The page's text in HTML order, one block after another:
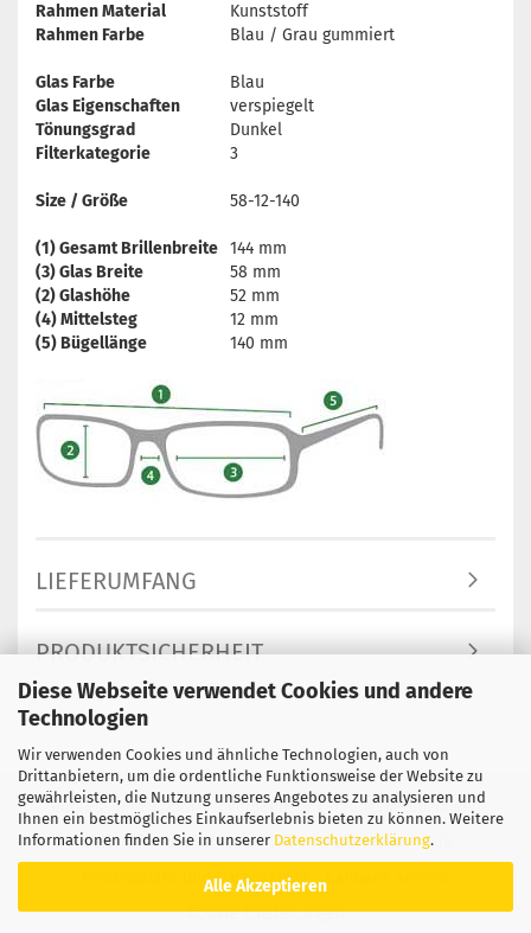
Diese Webseite verwendet Cookies und andere
Technologien
Wir verwenden Cookies und ähnliche Technologien, auch von
Drittanbietern, um die ordentliche Funktionsweise der Website zu
gewährleisten, die Nutzung unseres Angebotes zu analysieren und
Ihnen ein bestmögliches Einkaufserlebnis bieten zu können. Weitere
Informationen finden Sie in unserer Datenschutzerklärung.
Alle Akzeptieren
Rahmen Material
Kunststoff
Rahmen Farbe
Blau / Grau gummiert
Glas Farbe
Blau
Glas Eigenschaften
verspiegelt
Tönungsgrad
Dunkel
Filterkategorie
3
Size / Größe 58-12-140
(1) Gesamt Brillenbreite 144 mm
(3) Glas Breite
58 mm
(2) Glashöhe
52 mm
(4) Mittelsteg
12 mm
(5) Bügellänge
140 mm
LIEFERUMFANG
PRODUKTSICHERHEIT
Impressum Kontakt
Versand- & Zahlungsbedingungen
Widerrufsrecht & Muster-Widerrufsformular
AGB
Privatsphäre und Datenschutz
Callback Service
Cookie Einstellungen